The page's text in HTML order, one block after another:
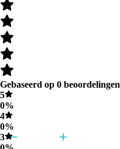
Gebaseerd op 0 beoordelingen
5
0%
4
0%
3